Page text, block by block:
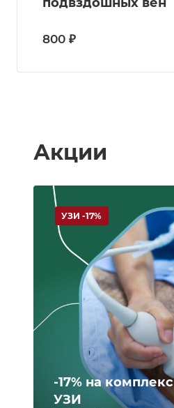
800 ₽
Акции
-17% на комплекс
УЗИ
УЗИ -17%